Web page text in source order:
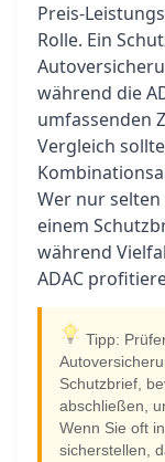
Preis-
Rolle. Ein
während die
umfassenden
Vergleich
Wer nur
einem
während
ADAC
Tipp:
Schutzbrief,
abschließen,
Wenn Sie oft
sicherstellen,